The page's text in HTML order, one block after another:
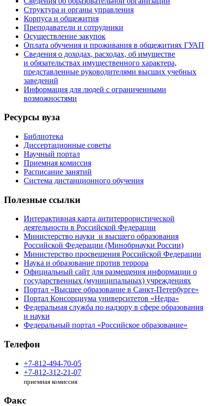
Структура и органы управления
Корпуса и общежития
Преподаватели и сотрудники
Осуществление закупок
Оплата обучения и проживания в общежитиях ГУАП
Сведения о доходах, расходах, об имуществе
и обязательствах имущественного характера,
представленные руководителями высших учебных
заведений
Информация для людей с ограниченными
возможностями
Ресурсы вуза
Библиотека
Диссертационные советы
Научный портал
Приемная комиссия
Расписание занятий
Система дистанционного обучения
Полезные ссылки
Интерактивная карта антитеррористической
деятельности в Российской Федерации
Министерство науки и высшего образования
Российской Федерации (Минобрнауки России)
Министерство просвещения Российской Федерации
Наука и образование против террора
Официальный сайт для размещения информации о
государственных (муниципальных) учреждениях
Портал «Высшее образование в Санкт-Петербурге»
Портал Консорциума университетов «Недра»
Федеральная служба по надзору в сфере образования
и науки
Федеральный портал «Российское образование»
Телефон
+7-812-494-70-05
+7-812-312-21-07
приемная комиссия
Факс